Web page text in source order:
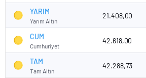
YARIM
Yarım Altın
21.408,00
CUM
Cumhuriyet
42.618,00
TAM
Tam Altın
42.288,73